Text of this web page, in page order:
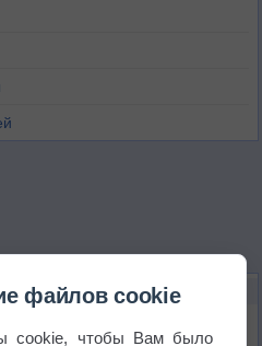
файлов cookie
cookie, чтобы Вам было